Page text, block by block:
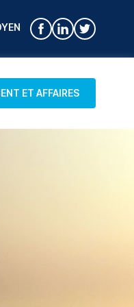
ET AFFAIRES